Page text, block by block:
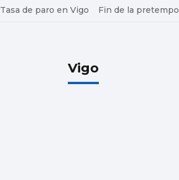
Tasa de paro en Vigo Fin de la
Vigo